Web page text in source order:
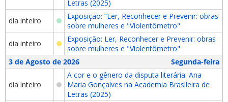
Letras (2025)
dia inteiro
Exposição: “Ler, Reconhecer e Prevenir: obras
sobre mulheres e "Violentômetro"
dia inteiro
Exposição: Ler, Reconhecer e Prevenir: obras
sobre mulheres e "Violentômetro"
3 de Agosto de 2026
Segunda-feira
dia inteiro
A cor e o gênero da disputa literária: Ana
Maria Gonçalves na Academia Brasileira de
Letras (2025)